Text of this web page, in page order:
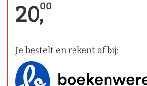
20,00
Je bestelt en rekent af bij: